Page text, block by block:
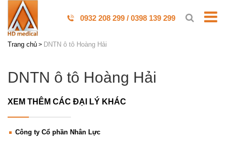
0932 208 299 / 0398 139 299
Trang chủ DNTN ô tô Hoàng Hải
DNTN ô tô Hoàng Hải
XEM THÊM CÁC ĐẠI LÝ KHÁC
Công ty Cổ phần Nhân Lực